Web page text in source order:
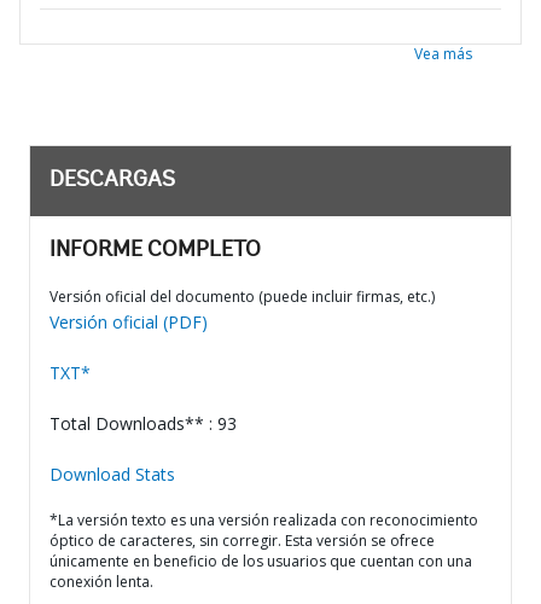
Vea más
DESCARGAS
INFORME COMPLETO
Versión oficial del documento (puede incluir firmas, etc.)
Versión oficial (PDF)
TXT*
Total Downloads** : 93
Download Stats
*La versión texto es una versión realizada con reconocimiento
óptico de caracteres, sin corregir. Esta versión se ofrece
únicamente en beneficio de los usuarios que cuentan con una
conexión lenta.